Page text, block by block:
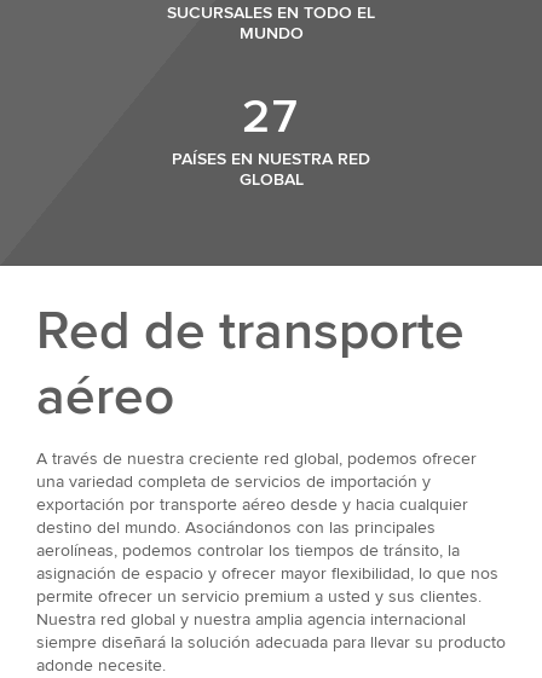
SUCURSALES EN TODO EL
MUNDO
27
PAÍSES EN NUESTRA RED
GLOBAL
Red de transporte
aéreo
A través de nuestra creciente red global, podemos ofrecer
una variedad completa de servicios de importación y
exportación por transporte aéreo desde y hacia cualquier
destino del mundo. Asociándonos con las principales
aerolíneas, podemos controlar los tiempos de tránsito, la
asignación de espacio y ofrecer mayor flexibilidad, lo que nos
permite ofrecer un servicio premium a usted y sus clientes.
Nuestra red global y nuestra amplia agencia internacional
siempre diseñará la solución adecuada para llevar su producto
adonde necesite.